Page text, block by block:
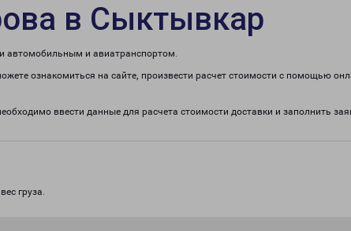
в Сыктывкар
автомобильным и авиатранспортом.
ознакомиться на сайте, произвести расчет стоимости с помощью
ввести данные для расчета стоимости доставки и заполнить
груза.